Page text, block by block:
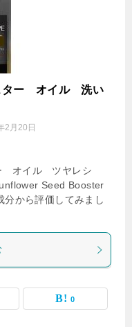
ター オイル 洗い
2月20日
オイル ツヤレシ
Seed Booster
から評価してみまし
0